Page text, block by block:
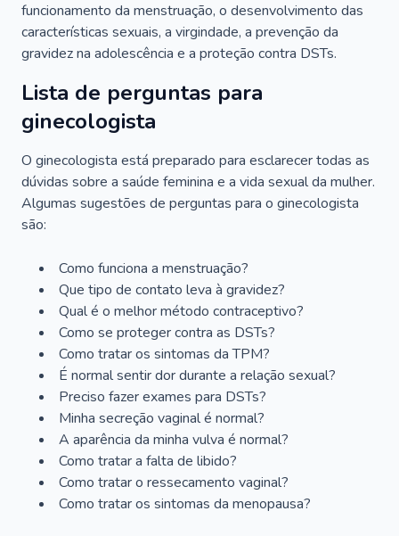
funcionamento da menstruação, o desenvolvimento das
características sexuais, a virgindade, a prevenção da
gravidez na adolescência e a proteção contra DSTs.
Lista de perguntas para
ginecologista
O ginecologista está preparado para esclarecer todas as
dúvidas sobre a saúde feminina e a vida sexual da mulher.
Algumas sugestões de perguntas para o ginecologista
são:
Como funciona a menstruação?
Que tipo de contato leva à gravidez?
Qual é o melhor método contraceptivo?
Como se proteger contra as DSTs?
Como tratar os sintomas da TPM?
É normal sentir dor durante a relação sexual?
Preciso fazer exames para DSTs?
Minha secreção vaginal é normal?
A aparência da minha vulva é normal?
Como tratar a falta de libido?
Como tratar o ressecamento vaginal?
Como tratar os sintomas da menopausa?